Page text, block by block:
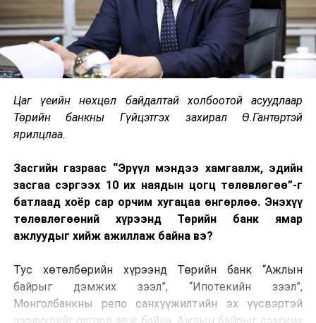
Цаг үеийн нөхцөл байдалтай холбоотой асуудлаар
Төрийн банкны Гүйцэтгэх захирал Ө.Гантөртэй
ярилцлаа.
Засгийн газраас “Эрүүл мэндээ хамгаалж, эдийн
засгаа сэргээх 10 их наядын цогц төлөвлөгөө”-г
батлаад хоёр сар орчим хугацаа өнгөрлөө. Энэхүү
төлөвлөгөөний хүрээнд Төрийн банк ямар
ажлуудыг хийж ажиллаж байна вэ?
Тус хөтөлбөрийн хүрээнд Төрийн банк “Ажлын
байрыг дэмжих зээл”, “Ипотекийн зээл”,
Монголбанкны репо санхүүжилтийн эх үүсвэртэй